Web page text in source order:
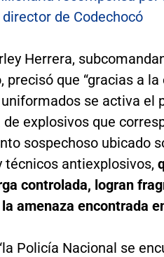
de Codechocó
Herrera,
precisó que “gracias a
se activa el
explosivos que
sospechoso ubicado
técnicos antiexplosivos,
controlada, logran
amenaza encontrada
Policía Nacional se